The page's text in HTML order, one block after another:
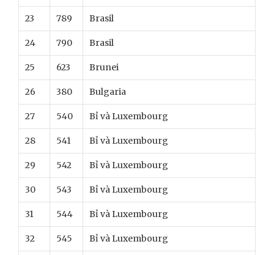
23 789 Brasil
24 790 Brasil
25 623 Brunei
26 380 Bulgaria
27 540 Bỉ và Luxembourg
28 541 Bỉ và Luxembourg
29 542 Bỉ và Luxembourg
30 543 Bỉ và Luxembourg
31 544 Bỉ và Luxembourg
32 545 Bỉ và Luxembourg